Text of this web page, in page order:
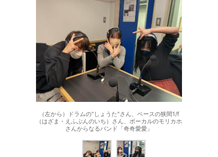
（左から）ドラムの"しょうた"さん、ベースの狭間1/f
（はざま・えふぶんのいち）さん、ボーカルのモリカホ
さんからなるバンド「奇奇愛愛」